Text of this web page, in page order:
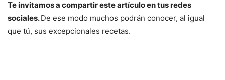
Te invitamos a compartir este artículoen tus redes
sociales.De ese modo muchos podrán conocer, al igual
que tú, sus excepcionales recetas.